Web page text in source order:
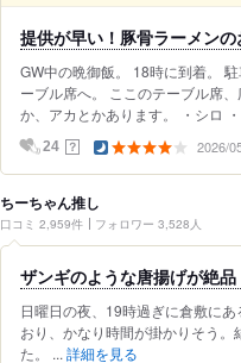
提供が早い！豚骨ラーメンの
GW中の晩御飯。 18時に到着。
ーブル席へ。 ここのテーブル席
か、アカとかあります。 ・シロ
24 ？ 2026/
ちーちゃん推し
口コミ 2,959件 フォロワー 3,528人
ザンギのような唐揚げが絶品
日曜日の夜、19時過ぎに倉敷に
おり、かなり時間が掛かりそう
た。 ... 詳細を見る